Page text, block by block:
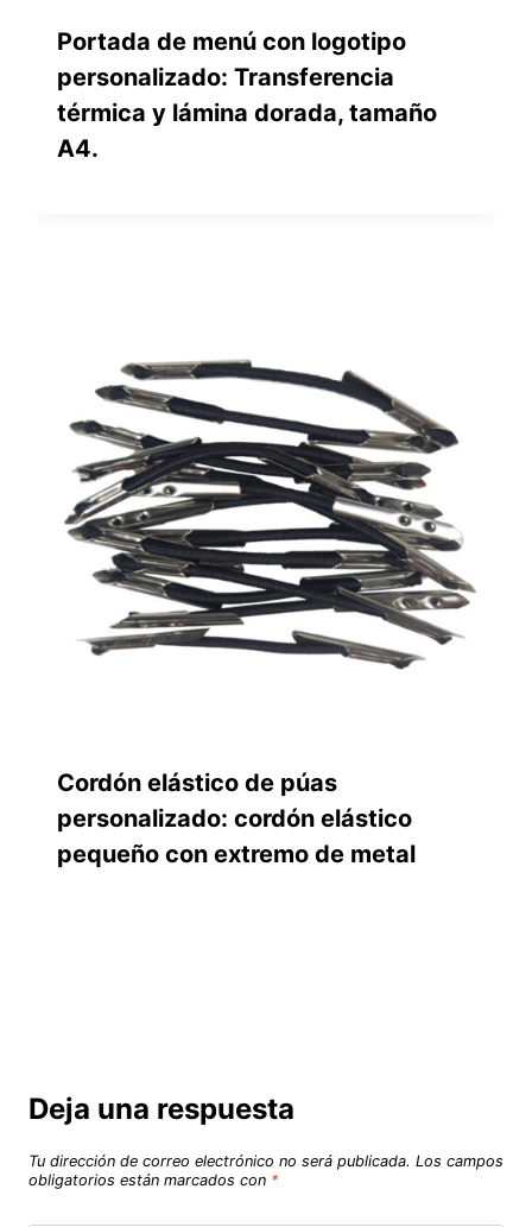
Portada de menú con logotipo
personalizado: Transferencia
térmica y lámina dorada, tamaño
A4.
Cordón elástico de púas
personalizado: cordón elástico
pequeño con extremo de metal
Deja una respuesta
Tu dirección de correo electrónico no será publicada. Los campos
obligatorios están marcados con *